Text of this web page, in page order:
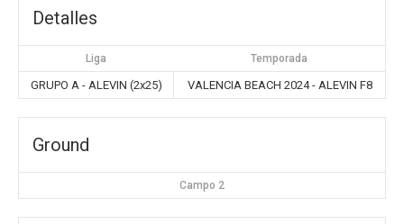
Detalles
Liga Temporada
GRUPO A - ALEVIN (2x25) VALENCIA BEACH 2024 - ALEVIN F8
Ground
Campo 2